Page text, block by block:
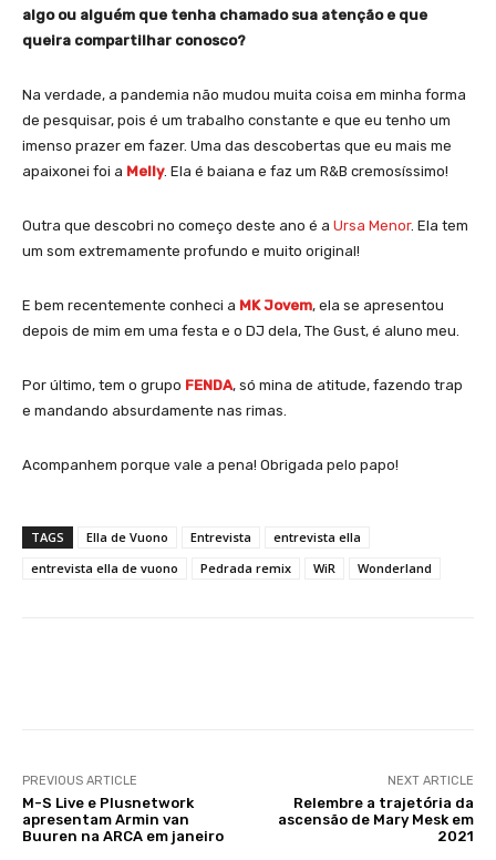
algo ou alguém que tenha chamado sua atenção e que
queira compartilhar conosco?
Na verdade, a pandemia não mudou muita coisa em minha forma
de pesquisar, pois é um trabalho constante e que eu tenho um
imenso prazer em fazer. Uma das descobertas que eu mais me
apaixonei foi a Melly. Ela é baiana e faz um R&B cremosíssimo!
Outra que descobri no começo deste ano é a Ursa Menor. Ela tem
um som extremamente profundo e muito original!
E bem recentemente conheci a MK Jovem, ela se apresentou
depois de mim em uma festa e o DJ dela, The Gust, é aluno meu.
Por último, tem o grupo FENDA, só mina de atitude, fazendo trap
e mandando absurdamente nas rimas.
Acompanhem porque vale a pena! Obrigada pelo papo!
TAGS Ella de Vuono Entrevista
entrevista ella
entrevista ella de vuono
Pedrada remix WiR Wonderland
PREVIOUS ARTICLE
M-S Live e Plusnetwork
apresentam Armin van
Buuren na ARCA em janeiro
NEXT ARTICLE
Relembre a trajetória da
ascensão de Mary Mesk em
2021